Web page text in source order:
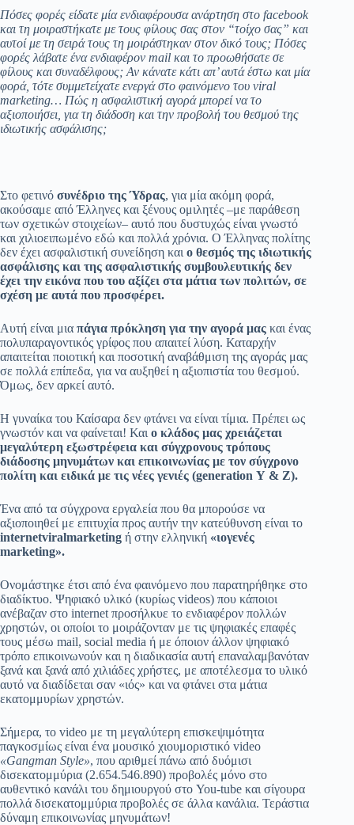
Πόσες φορές είδατε μία ενδιαφέρουσα ανάρτηση στο facebook
και τη μοιραστήκατε με τους φίλους σας στον “τοίχο σας” και
αυτοί με τη σειρά τους τη μοιράστηκαν στον δικό τους; Πόσες
φορές λάβατε ένα ενδιαφέρον mail και το προωθήσατε σε
φίλους και συναδέλφους; Αν κάνατε κάτι απ’ αυτά έστω και μία
φορά, τότε συμμετείχατε ενεργά στο φαινόμενο του viral
marketing… Πώς η ασφαλιστική αγορά μπορεί να το
αξιοποιήσει, για τη διάδοση και την προβολή του θεσμού της
ιδιωτικής ασφάλισης;
Στο φετινό συνέδριο της Ύδρας, για μία ακόμη φορά,
ακούσαμε από Έλληνες και ξένους ομιλητές –με παράθεση
των σχετικών στοιχείων– αυτό που δυστυχώς είναι γνωστό
και χιλιοειπωμένο εδώ και πολλά χρόνια. Ο Έλληνας πολίτης
δεν έχει ασφαλιστική συνείδηση και ο θεσμός της ιδιωτικής
ασφάλισης και της ασφαλιστικής συμβουλευτικής δεν
έχει την εικόνα που του αξίζει στα μάτια των πολιτών, σε
σχέση με αυτά που προσφέρει.
Αυτή είναι μια πάγια πρόκληση για την αγορά μας και ένας
πολυπαραγοντικός γρίφος που απαιτεί λύση. Καταρχήν
απαιτείται ποιοτική και ποσοτική αναβάθμιση της αγοράς μας
σε πολλά επίπεδα, για να αυξηθεί η αξιοπιστία του θεσμού.
Όμως, δεν αρκεί αυτό.
Η γυναίκα του Καίσαρα δεν φτάνει να είναι τίμια. Πρέπει ως
γνωστόν και να φαίνεται! Και ο κλάδος μας χρειάζεται
μεγαλύτερη εξωστρέφεια και σύγχρονους τρόπους
διάδοσης μηνυμάτων και επικοινωνίας με τον σύγχρονο
πολίτη και ειδικά με τις νέες γενιές (generation Υ & Ζ).
Ένα από τα σύγχρονα εργαλεία που θα μπορούσε να
αξιοποιηθεί με επιτυχία προς αυτήν την κατεύθυνση είναι το
internetviralmarketing ή στην ελληνική «ιογενές
marketing».
Ονομάστηκε έτσι από ένα φαινόμενο που παρατηρήθηκε στο
διαδίκτυο. Ψηφιακό υλικό (κυρίως videos) που κάποιοι
ανέβαζαν στο internet προσήλκυε το ενδιαφέρον πολλών
χρηστών, οι οποίοι το μοιράζονταν με τις ψηφιακές επαφές
τους μέσω mail, social media ή με όποιον άλλον ψηφιακό
τρόπο επικοινωνούν και η διαδικασία αυτή επαναλαμβανόταν
ξανά και ξανά από χιλιάδες χρήστες, με αποτέλεσμα το υλικό
αυτό να διαδίδεται σαν «ιός» και να φτάνει στα μάτια
εκατομμυρίων χρηστών.
Σήμερα, το video με τη μεγαλύτερη επισκεψιμότητα
παγκοσμίως είναι ένα μουσικό χιουμοριστικό video
«Gangman Style», που αριθμεί πάνω από δυόμισι
δισεκατομμύρια (2.654.546.890) προβολές μόνο στο
αυθεντικό κανάλι του δημιουργού στο You-tube και σίγουρα
πολλά δισεκατομμύρια προβολές σε άλλα κανάλια. Τεράστια
δύναμη επικοινωνίας μηνυμάτων!